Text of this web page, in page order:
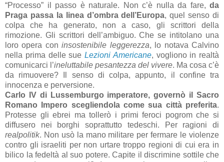
“Processo” il passo è naturale. Non c’è nulla da fare, da
Praga passa la linea d’ombra dell’Europa, quel senso di
colpa che ha generato, non a caso, gli scrittori della
rimozione. Gli scrittori dell’ambiguo. Che se intitolano una
loro opera coninsostenibile leggerezza, lo notava Calvino
nella prima delle sue Lezioni Americane, vogliono in realtà
comunicarci l’ineluttabile pesantezza del vivere. Ma cosa c’è
da rimuovere? Il senso di colpa, appunto, il confine tra
innocenza e perversione.
Carlo IV di Lussemburgo imperatore, governò il Sacro
Romano Impero scegliendola come sua città preferita.
Protesse gli ebrei ma tollerò i primi feroci pogrom che si
diffusero nei borghi soprattutto tedeschi. Per ragioni di
realpolitik. Non usò la mano militare per fermare le violenze
contro gli israeliti per non urtare troppo regioni di cui era in
bilico la fedeltà al suo potere. Capite il discrimine sottile che